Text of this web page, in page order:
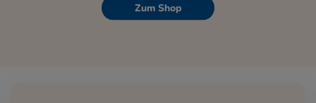
Zum Shop